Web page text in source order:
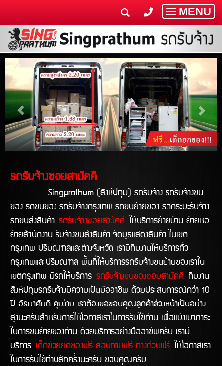
Toggle
MENU
รถรับจ้างซอยสามัคคี
Singprathum (สิงห์ปทุม) รถรับจ้าง รถรับจ้างขน
ของ รถขนของ รถรับจ้างกรุงเทพ รถขนย้ายของ รถกระบะรับจ้าง
รถขนส่งสินค้า รถรับจ้างซอยสามัคคี ให้บริการย้ายบ้าน ย้ายหอ
ย้ายสำนักงาน รับจ้างขนส่งสินค้า จัดบูธแสดงสินค้า ในเขต
กรุงเทพ ปริมณฑลและต่างจังหวัด เรามีทีมงานให้บริการทั่ว
กรุงเทพและปริมณฑล พื้นที่ให้บริการรถรับจ้างขนย้ายของเราใน
เขตกรุงเทพ มีรถให้บริการ รถรับจ้างขนของซอยสามัคคี ทีมงาน
สิงห์ปทุมรถรับจ้างมีความเป็นมืออาชีพ ด้วยประสบการณ์กว่า 10
ปี อัธยาศัยดี คุยง่าย เราต้องขอขอบคุณลูกค้าล่วงหน้าเป็นอย่าง
สูงนะครับสำหรับการให้โอกาสเราในการรับใช้ท่าน เพื่อแบ่งเบาภาระ
ในการขนย้ายของท่าน ด้วยบริการอย่างมืออาชีพครับ เรามี
บริการ
เด็กช่วยยกของฟรี สอบถามฟรี ทางด่วนฟรี ให้โอกาสเรา
ในการรับใช้ท่านสักครั้งนะครับ ขอบคุณครับ